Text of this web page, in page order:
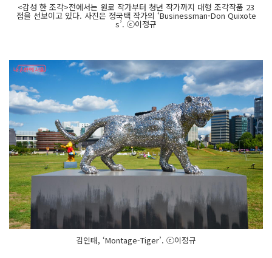
<감성 한 조각>전에서는 원로 작가부터 청년 작가까지 대형 조각작품 23
점을 선보이고 있다. 사진은 정국택 작가의 ‘Businessman-Don Quixote
s’. ⓒ이정규
김인태, ‘Montage-Tiger’. ⓒ이정규